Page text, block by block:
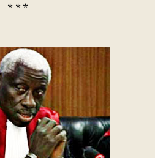
* * *